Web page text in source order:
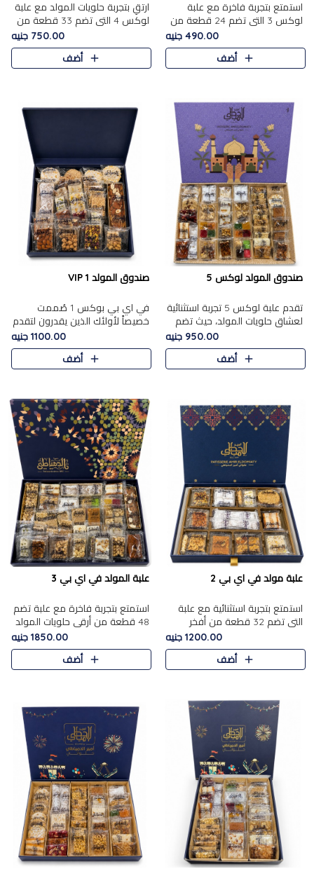
استمتع بتجربة فاخرة مع علبة
لوكس 3 التي تضم 24 قطعة من
أشهر حلويات المولد الشرقية
المختارة بعناية. تحتوي التشكيلة
على الجزرية بالفول، والملب..
490.00 جنيه
أضف
ارتقِ بتجربة حلويات المولد مع علبة
لوكس 4 التي تضم 33 قطعة من
تشكيلة فاخرة ومتنوعة من أشهر
الأصناف الشرقية. تحتوي العلبة على
الجزرية بالفول،..
750.00 جنيه
أضف
صندوق المولد لوكس 5
تقدم علبة لوكس 5 تجربة استثنائية
لعشاق حلويات المولد، حيث تضم
42 قطعة من تشكيلة فاخرة تجمع
بين أشهر الأصناف التقليدية وأصناف
مميزة مختارة بع..
950.00 جنيه
أضف
صندوق المولد VIP 1
في اي بي بوكس 1 صُممت
خصيصاً لأولئك الذين يقدرون لتقدم
تجربة استثنائية بوكس تجمع بين
أفخر حلويات المولد المصري مع
تشكيلة مختارة من الأصناف ..
1100.00 جنيه
أضف
علبة مولد في اي بي 2
استمتع بتجربة استثنائية مع علبة
التي تضم 32 قطعة من أفخر
حلويات المولد الشرقية، في تشكيلة
تجمع بين الأصالة والاختيارات
الفاخرة. تحتوي العلبة..
1200.00 جنيه
أضف
علبة المولد في اي بي 3
استمتع بتجربة فاخرة مع علبة تضم
48 قطعة من أرقى حلويات المولد
الشرقية، في تشكيلة تجمع بين
الأصناف التقليدية الفاخرة والاختيارات
1850.00 جنيه
أضف